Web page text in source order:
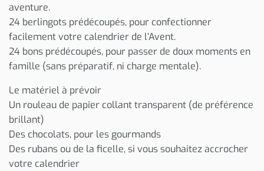
aventure.
24 berlingots prédécoupés, pour confectionner
facilement votre calendrier de l’Avent.
24 bons prédécoupés, pour passer de doux moments en
famille (sans préparatif, ni charge mentale).
Le matériel à prévoir
Un rouleau de papier collant transparent (de préférence
brillant)
Des chocolats, pour les gourmands
Des rubans ou de la ficelle, si vous souhaitez accrocher
votre calendrier